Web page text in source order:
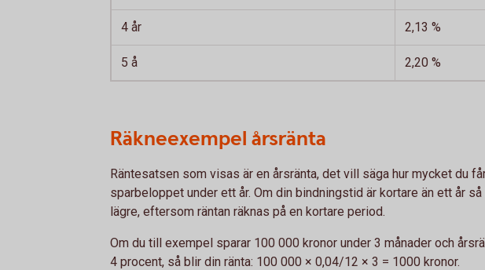
4 år 2,13 %
5 å 2,20 %
Räkneexempel årsränta
Räntesatsen som visas är en årsränta, det vill säga hur mycket du
sparbeloppet under ett år. Om din bindningstid är kortare än ett år
lägre, eftersom räntan räknas på en kortare period.
Om du till exempel sparar 100 000 kronor under 3 månader och
4 procent, så blir din ränta: 100 000 × 0,04/12 × 3 = 1000 kronor.